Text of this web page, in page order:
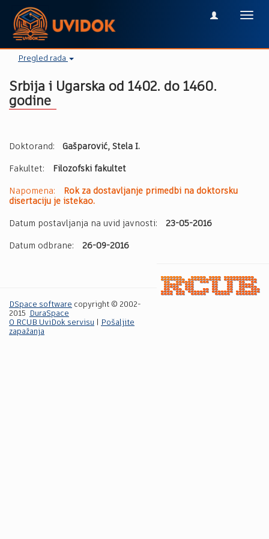
Pregled rada
Srbija i Ugarska od 1402. do 1460.
godine
Doktorand: Gašparović, Stela I.
Fakultet: Filozofski fakultet
Napomena:
Rok za dostavljanje primedbi na doktorsku
disertaciju je istekao.
Datum postavljanja na uvid javnosti: 23-05-2016
Datum odbrane: 26-09-2016
DSpace software copyright © 2002-
2015
DuraSpace
O RCUB UviDok servisu
Pošaljite
zapažanja